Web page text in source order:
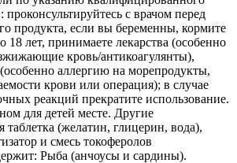
с врачом перед
продукта, если вы беременны, кормите
18 лет, принимаете лекарства (особенно
кровь/антикоагулянты),
аллергию на морепродукты,
крови или операция); в случае
реакций прекратите использование.
для детей месте. Другие
таблетка (желатин, глицерин, вода),
и смесь токоферолов
Рыба (анчоусы и сардины).